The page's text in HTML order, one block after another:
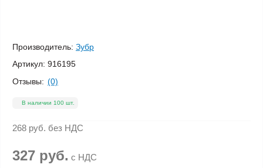
Производитель: Зубр
Артикул: 916195
Отзывы: (0)
В наличии 100 шт.
268 руб. без НДС
327 руб. с НДС